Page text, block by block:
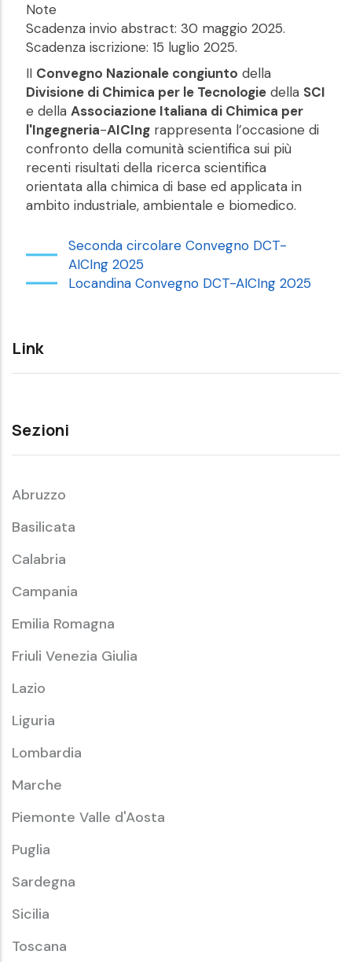
Note
Scadenza invio abstract: 30 maggio 2025.
Scadenza iscrizione: 15 luglio 2025.
II Convegno Nazionale congiunto della
Divisione di Chimica per le Tecnologie della SCI
e della Associazione Italiana di Chimica per
l'Ingegneria-AICIng rappresenta l’occasione di
confronto della comunità scientifica sui più
recenti risultati della ricerca scientifica
orientata alla chimica di base ed applicata in
ambito industriale, ambientale e biomedico.
Seconda circolare Convegno DCT-
AICIng 2025
Locandina Convegno DCT-AICIng 2025
Link
Sezioni
Abruzzo
Basilicata
Calabria
Campania
Emilia Romagna
Friuli Venezia Giulia
Lazio
Liguria
Lombardia
Marche
Piemonte Valle d'Aosta
Puglia
Sardegna
Sicilia
Toscana